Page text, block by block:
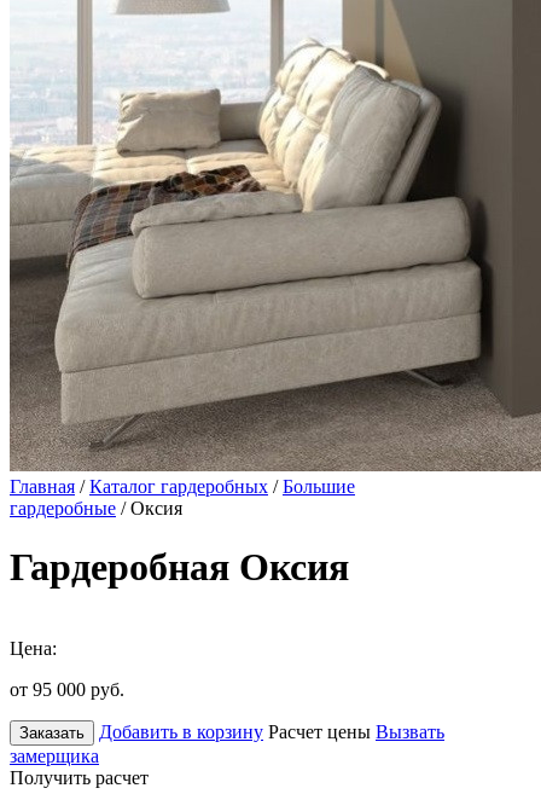
Главная /Каталог гардеробных /Большие
гардеробные / Оксия
Гардеробная Оксия
Цена:
от 95 000 руб.
Заказать Добавить в корзину Расчет цены Вызвать
замерщика
Получить расчет